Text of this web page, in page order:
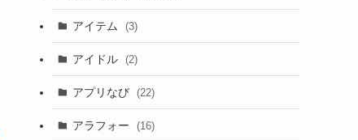
アイテム (3)
アイドル (2)
アプリなび (22)
アラフォー (16)